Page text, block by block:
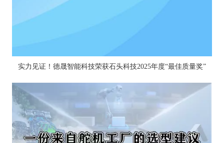
实力见证！德晟智能科技荣获石头科技2025年度“最佳质量奖”